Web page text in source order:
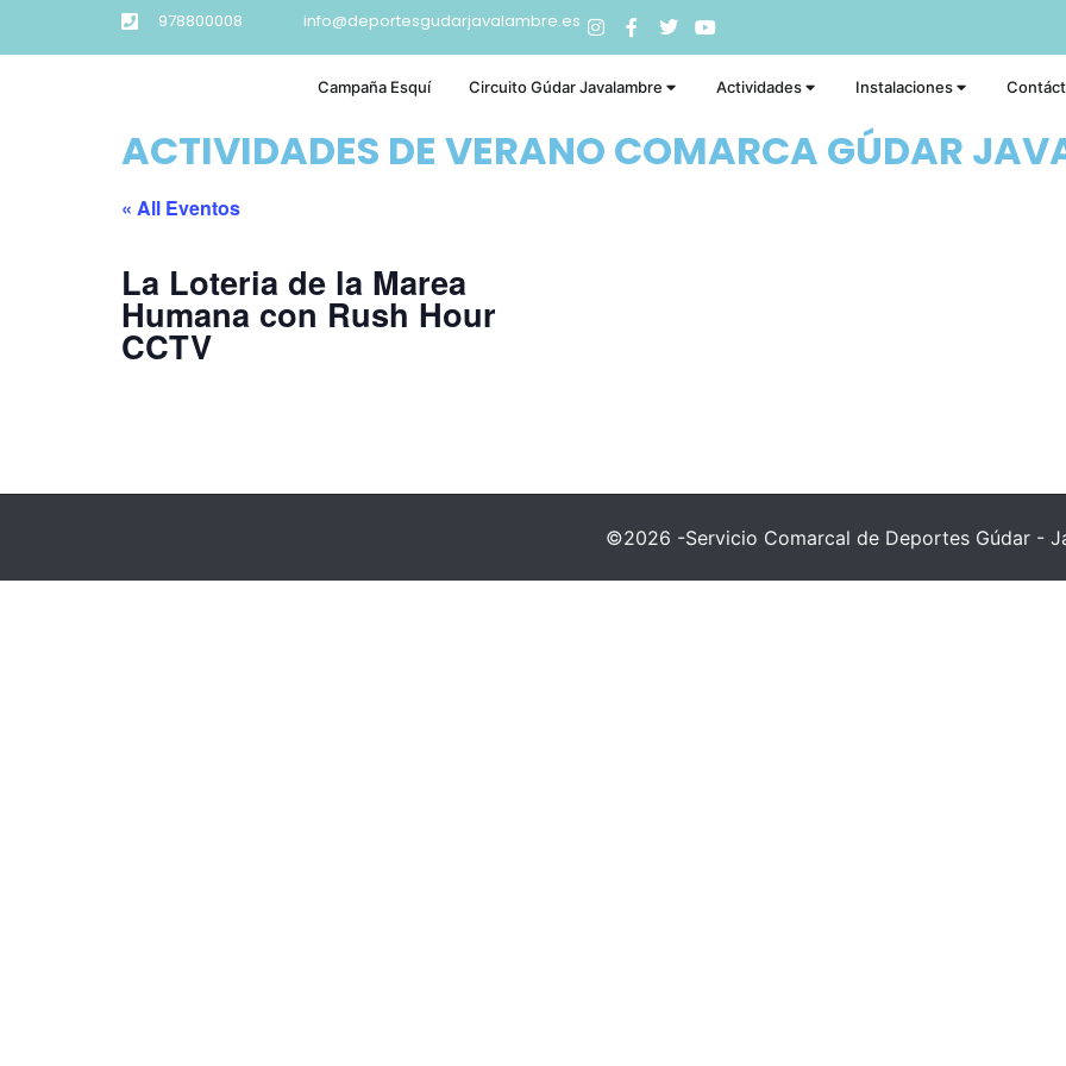
978800008 info@deportesgudarjavalambre.es
Campaña Esquí Circuito Gúdar Javalambre Actividades Instalaciones
ACTIVIDADES DE VERANO COMARCA GÚDAR
« All Eventos
La Loteria de la Marea
Humana con Rush Hour
CCTV
©2026 -Servicio Comarcal de Deportes Gúdar -